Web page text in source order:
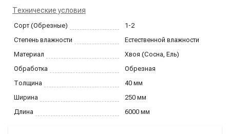
Технические условия
Сорт (Обрезные)
1-2
Степень влажности
Естественной влажности
Материал
Хвоя (Сосна, Ель)
Обработка
Обрезная
Толщина
40 мм
Ширина
250 мм
Длина
6000 мм